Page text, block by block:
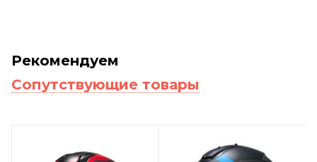
Рекомендуем
Сопутствующие товары